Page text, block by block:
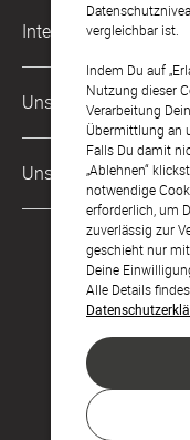
vergleichbar ist.
Indem Du auf
Nutzung dieser
Verarbeitung
Übermittlung an
Falls Du damit
„Ablehnen“
notwendige
erforderlich, um
zuverlässig zur
geschieht nur
Deine
Alle Details
Impressum
AGB &
Zahlung & Versand
Datenschutz
LLM's
Musterkarten
Digitale
FAQ & Hilfe
International
Deutschland
Schweiz
Frankreich
Unsere
Unsere Partner